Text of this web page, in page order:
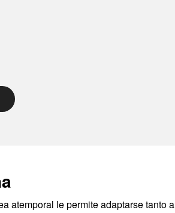
atemporal le permite adaptarse tanto a